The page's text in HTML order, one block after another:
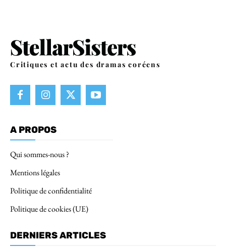
Critiques et actu des dramas coréens
A PROPOS
Qui sommes-nous ?
Mentions légales
Politique de confidentialité
Politique de cookies (UE)
DERNIERS ARTICLES